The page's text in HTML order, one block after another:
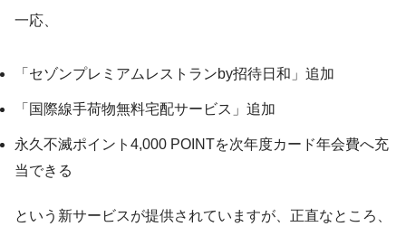
一応、
「セゾンプレミアムレストランby招待日和」追加
「国際線手荷物無料宅配サービス」追加
永久不滅ポイント4,000 POINTを次年度カード年会費へ充
当できる
という新サービスが提供されていますが、正直なところ、